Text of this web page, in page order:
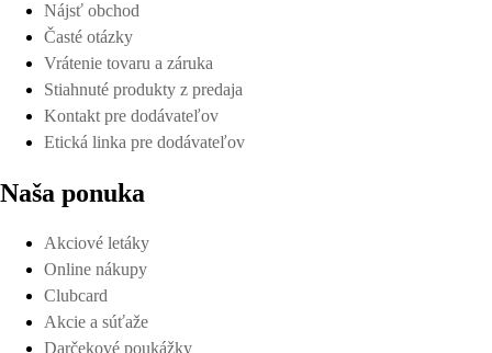
Nájsť obchod
Časté otázky
Vrátenie tovaru a záruka
Stiahnuté produkty z predaja
Kontakt pre dodávateľov
Etická linka pre dodávateľov
Naša ponuka
Akciové letáky
Online nákupy
Clubcard
Akcie a súťaže
Darčekové poukážky